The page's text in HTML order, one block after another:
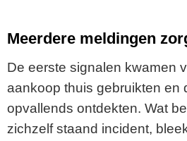
Meerdere meldingen
De eerste signalen kwamen
aankoop thuis gebruikten en
opvallends ontdekten. Wat
zichzelf staand incident,